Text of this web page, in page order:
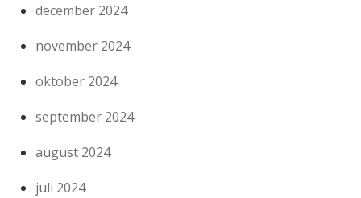
december 2024
november 2024
oktober 2024
september 2024
august 2024
juli 2024